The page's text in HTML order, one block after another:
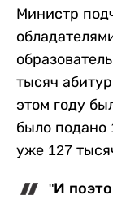
Министр
тысяч
этом году
было подано
уже 127
"И